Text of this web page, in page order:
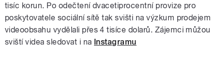
tisíc korun. Po odečtení dvacetiprocentní provize pro
poskytovatele sociální sítě tak svišti na výzkum prodejem
videoobsahu vydělali přes 4 tisíce dolarů. Zájemci můžou
sviští videa sledovat i na Instagramu